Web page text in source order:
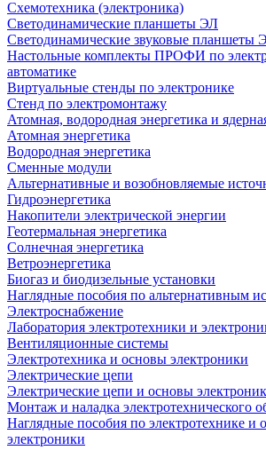
Схемотехника (электроника)
Светодинамические планшеты ЭЛ
Светодинамические звуковые планшеты
Настольные комплекты ПРОФИ по
автоматике
Виртуальные стенды по электронике
Стенд по электромонтажу
Атомная, водородная энергетика и
Атомная энергетика
Водородная энергетика
Сменные модули
Альтернативные и возобновляемые
Гидроэнергетика
Накопители электрической энергии
Геотермальная энергетика
Солнечная энергетика
Ветроэнергетика
Биогаз и биодизельные установки
Наглядные пособия по альтернативным
Электроснабжение
Лаборатория электротехники и
Вентиляционные системы
Электротехника и основы электроники
Электрические цепи
Электрические цепи и основы
Монтаж и наладка электротехнического
Наглядные пособия по электротехнике и
электроники